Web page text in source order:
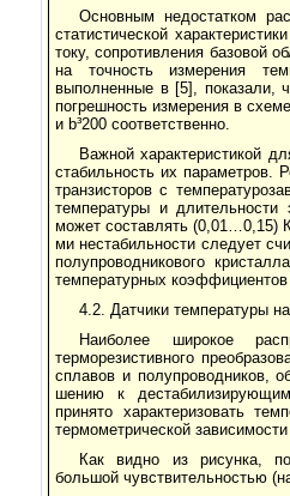
Основным недостатком
статистической
току, сопротив­ления базовой
на точность измерения
выполненные в [5], показали,
погреш­ность измерения в
и b³200 соответственно.
Важной характеристикой
стабильность их параметров.
транзисторов с
температуры и
может составлять (0,01…0,15)
ми нестабильности следует
полупроводникового
температурных
4.2. Датчики температуры
Наиболее широкое
терморезистивного
сплавов и полупроводников,
шению к дестабилизирующим
принято характеризовать
термометрической
Как видно из рисунка,
большой чувствительностью